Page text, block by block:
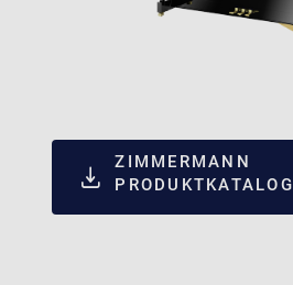
ZIMMERMANN
PRODUKTKATALOG